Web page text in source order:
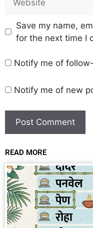
Save my name,
for the next time I
Notify me of
Notify me of new
READ MORE